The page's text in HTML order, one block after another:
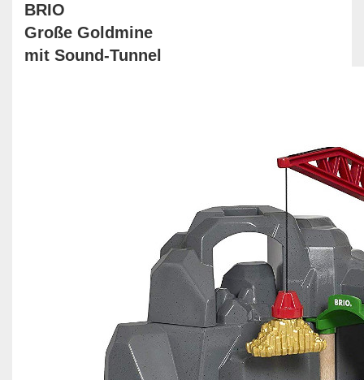
BRIO
Große Goldmine
mit Sound-Tunnel